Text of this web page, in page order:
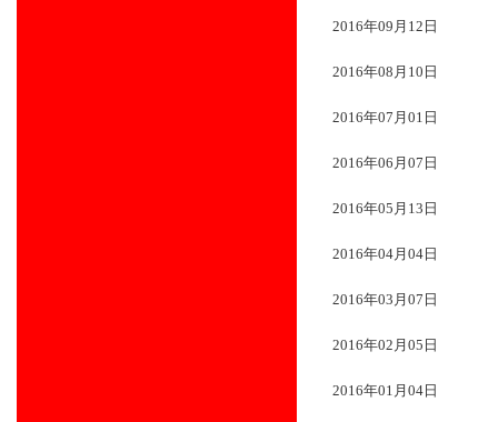
2016年09月12日
2016年08月10日
2016年07月01日
2016年06月07日
2016年05月13日
2016年04月04日
2016年03月07日
2016年02月05日
2016年01月04日